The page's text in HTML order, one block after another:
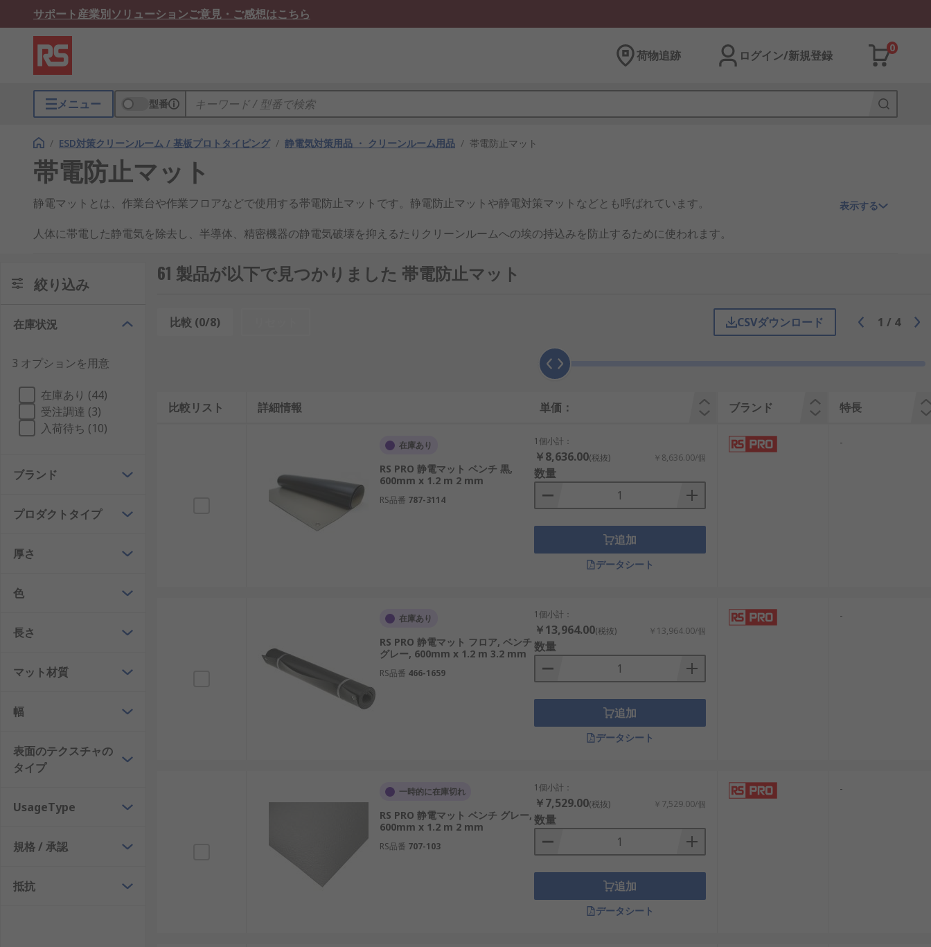
サポート産業別ソリューションご意見・ご感想はこちら
荷物追跡 ログイン/新規登録
0
メニュー 型番
/ ESD対策クリーンルーム / 基板プロトタイピング / 静電気対策用品 ・ クリーンルーム用品 / 帯電防止マット
帯電防止マット
静電マットとは、作業台や作業フロアなどで使用する帯電防止マットです。静電防止マットや静電対策マットなどとも呼ばれています。
人体に帯電した静電気を除去し、半導体、精密機器の静電気破壊を抑えるたりクリーンルームへの埃の持込みを防止するために使われます。
主に二重構造となっており、表面は高抵抗部の静電気拡散層、裏面は低抵抗部の導電層で構成されています。高抵抗部でたまった静電気は低抵抗部へと流れた
アースはカシメ、ハトメ、スナップ、金属板など確実な方法で取る必要があります。
経時劣化があるので定期的なメンテナンスが必要です。
用途
工場の静電対策エリアの組み立て作業台、電子部品の保管棚の表面などで使用されています。
表示する
絞り込み
在庫状況
3 オプションを用意
在庫あり (44)
受注調達 (3)
入荷待ち (10)
ブランド
プロダクトタイプ
厚さ
色
長さ
マット材質
幅
表面のテクスチャの
タイプ
UsageType
規格 / 承認
抵抗
61 製品が以下で見つかりました 帯電防止マット
比較 (0/8) CSVダウンロード 1 / 4
比較リスト 詳細情報 単価： ブランド 特長
在庫あり
RS PRO 静電マット ベンチ 黒,
600mm x 1.2 m 2 mm
RS品番 787-3114
1個小計：
￥8,636.00(税抜) ￥8,636.00/個
数量
追加
データシート
-
在庫あり
RS PRO 静電マット フロア, ベンチ
グレー, 600mm x 1.2 m 3.2 mm
RS品番 466-1659
1個小計：
￥13,964.00(税抜) ￥13,964.00/個
数量
追加
データシート
-
一時的に在庫切れ
RS PRO 静電マット ベンチ グレー,
600mm x 1.2 m 2 mm
RS品番 707-103
1個小計：
￥7,529.00(税抜) ￥7,529.00/個
数量
追加
データシート
-